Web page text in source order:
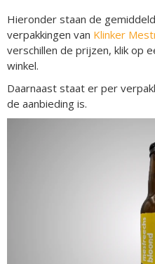
Hieronder staan de
verpakkingen van Klinker
verschillen de prijzen, klik op
winkel.
Daarnaast staat er per
de aanbieding is.